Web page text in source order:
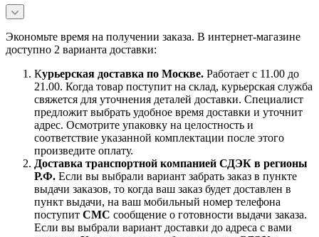
Экономьте время на получении заказа. В интернет-магазине
доступно 2 варианта доставки:
Курьерская доставка по Москве. Работает с 11.00 до
21.00. Когда товар поступит на склад, курьерская служба
свяжется для уточнения деталей доставки. Специалист
предложит выбрать удобное время доставки и уточнит
адрес. Осмотрите упаковку на целостность и
соответствие указанной комплектации после этого
произведите оплату.
Доставка транспортной компанией СДЭК в регионы
Р.Ф. Если вы выбрали вариант забрать заказ в пункте
выдачи заказов, то когда ваш заказ будет доставлен в
пункт выдачи, на ваш мобильный номер телефона
поступит СМС сообщение о готовности выдачи заказа.
Если вы выбрали вариант доставки до адреса с вами